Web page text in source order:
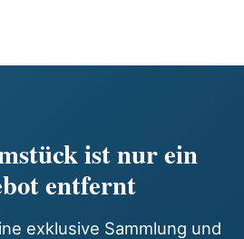
ist nur ein
entfernt
exklusive Sammlung und